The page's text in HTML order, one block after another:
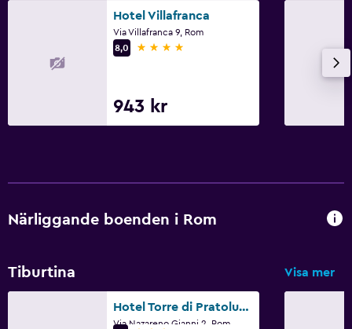
Hotel Villafranca
Via Villafranca 9, Rom
8,0
4 stjärnor
943 kr
Närliggande boenden i Rom
Tiburtina Visa mer
Hotel Torre di Pratolungo
Via Nazareno Gianni 2, Rom